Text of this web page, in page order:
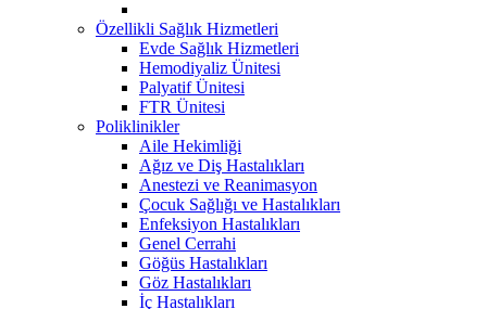
Özellikli Sağlık Hizmetleri
Evde Sağlık Hizmetleri
Hemodiyaliz Ünitesi
Palyatif Ünitesi
FTR Ünitesi
Poliklinikler
Aile Hekimliği
Ağız ve Diş Hastalıkları
Anestezi ve Reanimasyon
Çocuk Sağlığı ve Hastalıkları
Enfeksiyon Hastalıkları
Genel Cerrahi
Göğüs Hastalıkları
Göz Hastalıkları
İç Hastalıkları